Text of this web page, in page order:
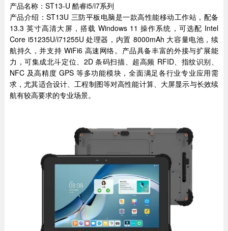
产品名称：ST13-U 酷睿i5/i7系列
产品介绍：ST13U 三防平板电脑是一款高性能移动工作站，配备
13.3 英寸高清大屏，搭载 Windows 11 操作系统，可选配 Intel
Core i51235U/i71255U 处理器，内置 8000mAh 大容量电池，续
航持久，并支持 WiFi6 高速网络。产品具备丰富的外接与扩展能
力，可集成北斗定位、2D 条码扫描、超高频 RFID、指纹识别、
NFC 及高精度 GPS 等多功能模块，全面满足各行业专业应用需
求，尤其适合设计、工程制图等对高性能计算、大屏显示与长效续
航有较高要求的专业场景。